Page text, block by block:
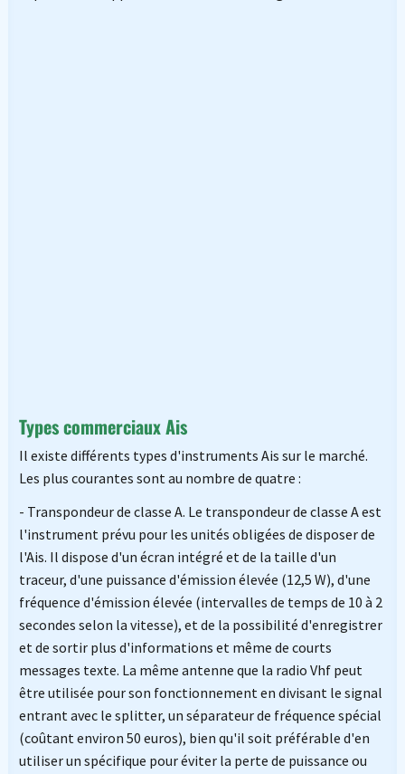
Types commerciaux Ais
Il existe différents types d'instruments Ais sur le marché.
Les plus courantes sont au nombre de quatre :
- Transpondeur de classe A. Le transpondeur de classe A est
l'instrument prévu pour les unités obligées de disposer de
l'Ais. Il dispose d'un écran intégré et de la taille d'un
traceur, d'une puissance d'émission élevée (12,5 W), d'une
fréquence d'émission élevée (intervalles de temps de 10 à 2
secondes selon la vitesse), et de la possibilité d'enregistrer
et de sortir plus d'informations et même de courts
messages texte. La même antenne que la radio Vhf peut
être utilisée pour son fonctionnement en divisant le signal
entrant avec le splitter, un séparateur de fréquence spécial
(coûtant environ 50 euros), bien qu'il soit préférable d'en
utiliser un spécifique pour éviter la perte de puissance ou